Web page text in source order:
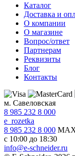
Каталог
Доставка и
О компании
О магазине
Вопрос/ответ
Партнерам
Реквизиты
Блог
Контакты
м. Савеловская
8 985 232 8 000
e_rozetka
8 985 232 8 000
с 10:00 до 18:30
info@e-schneider.ru